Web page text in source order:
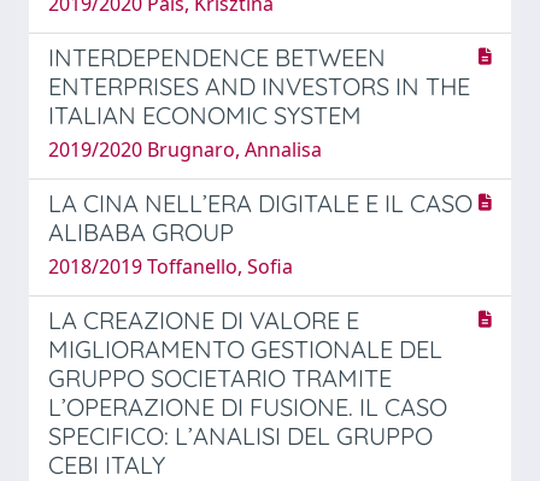
INTERDEPENDENCE BETWEEN
ENTERPRISES AND INVESTORS IN THE
ITALIAN ECONOMIC SYSTEM
2019/2020 Brugnaro, Annalisa
LA CINA NELL’ERA DIGITALE E IL CASO
ALIBABA GROUP
2018/2019 Toffanello, Sofia
LA CREAZIONE DI VALORE E
MIGLIORAMENTO GESTIONALE DEL
GRUPPO SOCIETARIO TRAMITE
L’OPERAZIONE DI FUSIONE. IL CASO
SPECIFICO: L’ANALISI DEL GRUPPO
CEBI ITALY